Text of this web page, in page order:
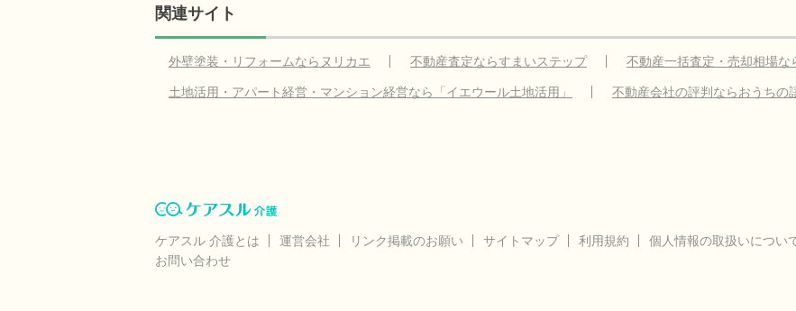
関連サイト
外壁塗装・リフォームならヌリカエ 不動産査定ならすまいステップ
不動産一括査定・売却相場な
土地活用・アパート経営・マンション経営なら「イエウール土地活用」
不動産会社の評判ならおうちの
ケアスル 介護とは 運営会社 リンク掲載のお願い サイトマップ 利用規約 個人情報の取扱いについ
お問い合わせ